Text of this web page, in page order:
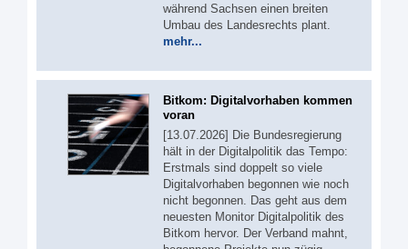
während Sachsen einen breiten
Umbau des Landesrechts plant.
mehr...
Bitkom: Digitalvorhaben kommen
voran
[13.07.2026] Die Bundesregierung
hält in der Digitalpolitik das Tempo:
Erstmals sind doppelt so viele
Digitalvorhaben begonnen wie noch
nicht begonnen. Das geht aus dem
neuesten Monitor Digitalpolitik des
Bitkom hervor. Der Verband mahnt,